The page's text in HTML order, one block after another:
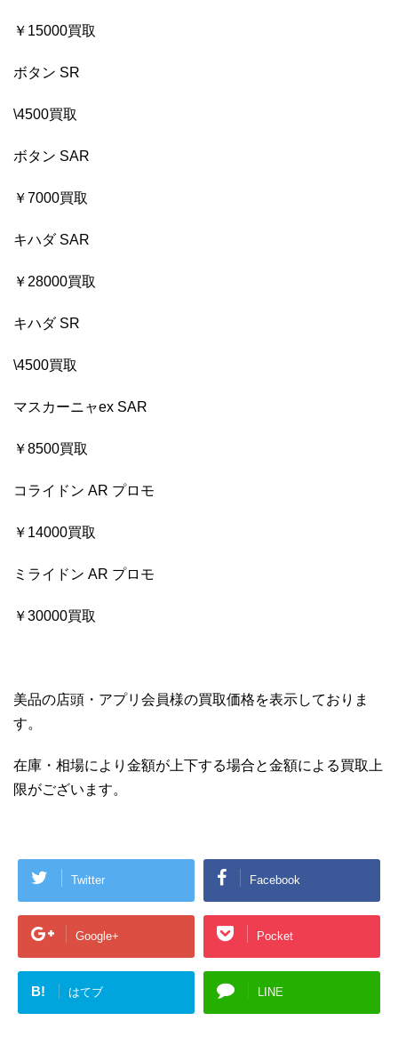
￥15000買取
ボタン SR
\4500買取
ボタン SAR
￥7000買取
キハダ SAR
￥28000買取
キハダ SR
\4500買取
マスカーニャex SAR
￥8500買取
コライドン AR プロモ
￥14000買取
ミライドン AR プロモ
￥30000買取
美品の店頭・アプリ会員様の買取価格を表示しておりま
す。
在庫・相場により金額が上下する場合と金額による買取上
限がございます。
Twitter Facebook
Google+ Pocket
B! はてブ LINE